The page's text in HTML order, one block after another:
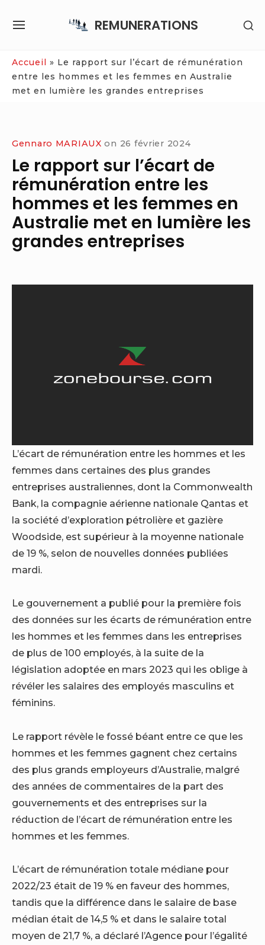
REMUNERATIONS
SITE
Accueil » Le rapport sur l’écart de rémunération
entre les hommes et les femmes en Australie
met en lumière les grandes entreprises
Gennaro MARIAUX on 26 février 2024
Le rapport sur l’écart de
rémunération entre les
hommes et les femmes en
Australie met en lumière les
grandes entreprises
L’écart de rémunération entre les hommes et les
femmes dans certaines des plus grandes
entreprises australiennes, dont la Commonwealth
Bank, la compagnie aérienne nationale Qantas et
la société d’exploration pétrolière et gazière
Woodside, est supérieur à la moyenne nationale
de 19 %, selon de nouvelles données publiées
mardi.
Le gouvernement a publié pour la première fois
des données sur les écarts de rémunération entre
les hommes et les femmes dans les entreprises
de plus de 100 employés, à la suite de la
législation adoptée en mars 2023 qui les oblige à
révéler les salaires des employés masculins et
féminins.
Le rapport révèle le fossé béant entre ce que les
hommes et les femmes gagnent chez certains
des plus grands employeurs d’Australie, malgré
des années de commentaires de la part des
gouvernements et des entreprises sur la
réduction de l’écart de rémunération entre les
hommes et les femmes.
L’écart de rémunération totale médiane pour
2022/23 était de 19 % en faveur des hommes,
tandis que la différence dans le salaire de base
médian était de 14,5 % et dans le salaire total
moyen de 21,7 %, a déclaré l’Agence pour l’égalité